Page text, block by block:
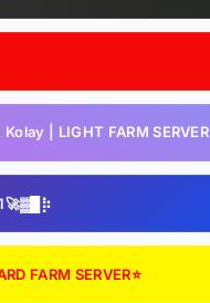
| LIGHT FARM SERVER
FARM SERVER⭐